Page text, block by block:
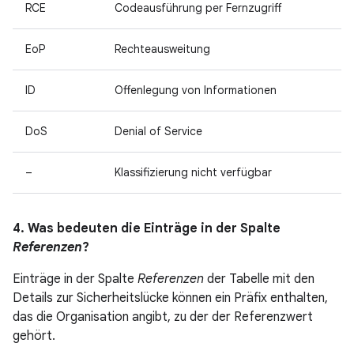
RCE Codeausführung per Fernzugriff
EoP Rechteausweitung
ID Offenlegung von Informationen
DoS Denial of Service
– Klassifizierung nicht verfügbar
4. Was bedeuten die Einträge in der Spalte
Referenzen?
Einträge in der Spalte Referenzen der Tabelle mit den
Details zur Sicherheitslücke können ein Präfix enthalten,
das die Organisation angibt, zu der der Referenzwert
gehört.